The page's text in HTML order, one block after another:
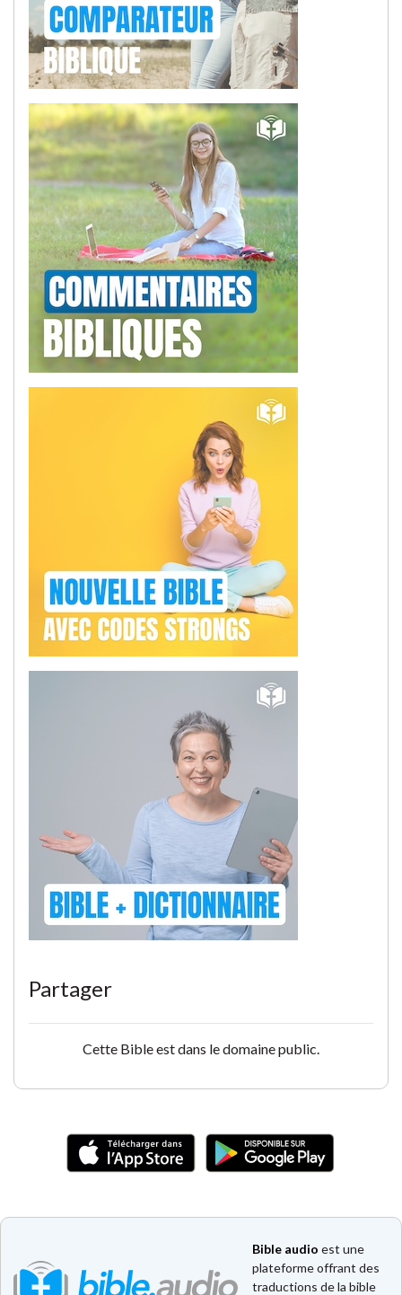
Partager
Cette Bible est dans le domaine public.
Bible audio est une
plateforme offrant des
traductions de la bible